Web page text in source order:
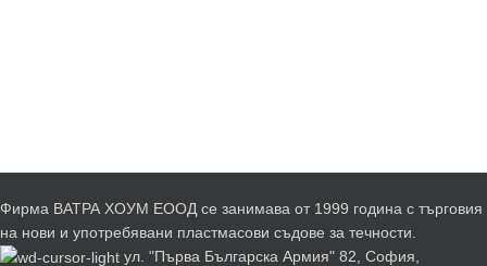
Фирма ВАТРА ХОУМ ЕООД се занимава от 1999 година с търговия
на нови и употребявани пластмасови съдове за течности.
ул. "Първа Българска Армия" 82, София,